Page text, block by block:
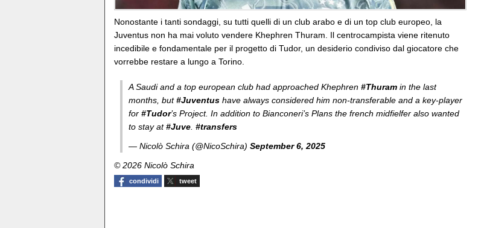
Nonostante i tanti sondaggi, su tutti quelli di un club arabo e di un top club europeo, la
Juventus non ha mai voluto vendere Khephren Thuram. Il centrocampista viene ritenuto
incedibile e fondamentale per il progetto di Tudor, un desiderio condiviso dal giocatore che
vorrebbe restare a lungo a Torino.
A Saudi and a top european club had approached Khephren #Thuram in the last
months, but#Juventus have always considered him non-transferable and a key-player
for #Tudor’s Project. In addition to Bianconeri’s Plans the french midfielfer also wanted
to stay at#Juve #transfers
— Nicolò Schira (@NicoSchira) September 6, 2025
© 2026 Nicolò Schira
condividi tweet